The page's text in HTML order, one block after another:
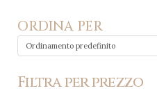
ORDINA PER
Filtra per prezzo